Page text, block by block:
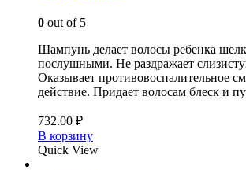
0 out of 5
Шампунь делает волосы ребенка
послушными. Не раздражает
Оказывает противовоспалительное
действие. Придает волосам блеск и
732.00 ₽
В корзину
Quick View